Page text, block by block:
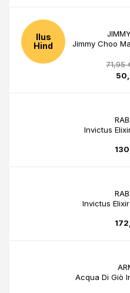
Ilus
Hind
Jimmy Choo
71,95
Invictus
Invictus
Acqua Di Giò